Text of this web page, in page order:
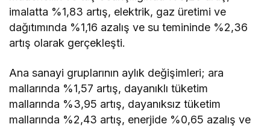
imalatta %1,83 artış, elektrik, gaz üretimi ve
dağıtımında %1,16 azalış ve su temininde %2,36
artış olarak gerçekleşti.
Ana sanayi gruplarının aylık değişimleri; ara
mallarında %1,57 artış, dayanıklı tüketim
mallarında %3,95 artış, dayanıksız tüketim
mallarında %2,43 artış, enerjide %0,65 azalış ve